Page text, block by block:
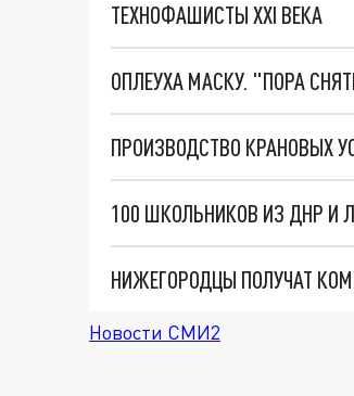
ТЕХНОФАШИСТЫ XXI ВЕКА
ОПЛЕУХА МАСКУ. "ПОРА
НИЖЕГОРОДЦЫ ПОЛУЧАТ
Новости СМИ2